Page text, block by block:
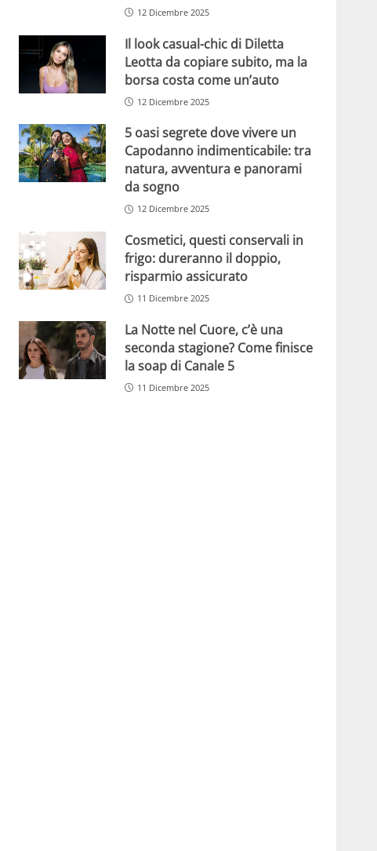
12 Dicembre 2025
Il look casual-chic di Diletta
Leotta da copiare subito, ma la
borsa costa come un’auto
12 Dicembre 2025
5 oasi segrete dove vivere un
Capodanno indimenticabile: tra
natura, avventura e panorami
da sogno
12 Dicembre 2025
Cosmetici, questi conservali in
frigo: dureranno il doppio,
risparmio assicurato
11 Dicembre 2025
La Notte nel Cuore, c’è una
seconda stagione? Come finisce
la soap di Canale 5
11 Dicembre 2025